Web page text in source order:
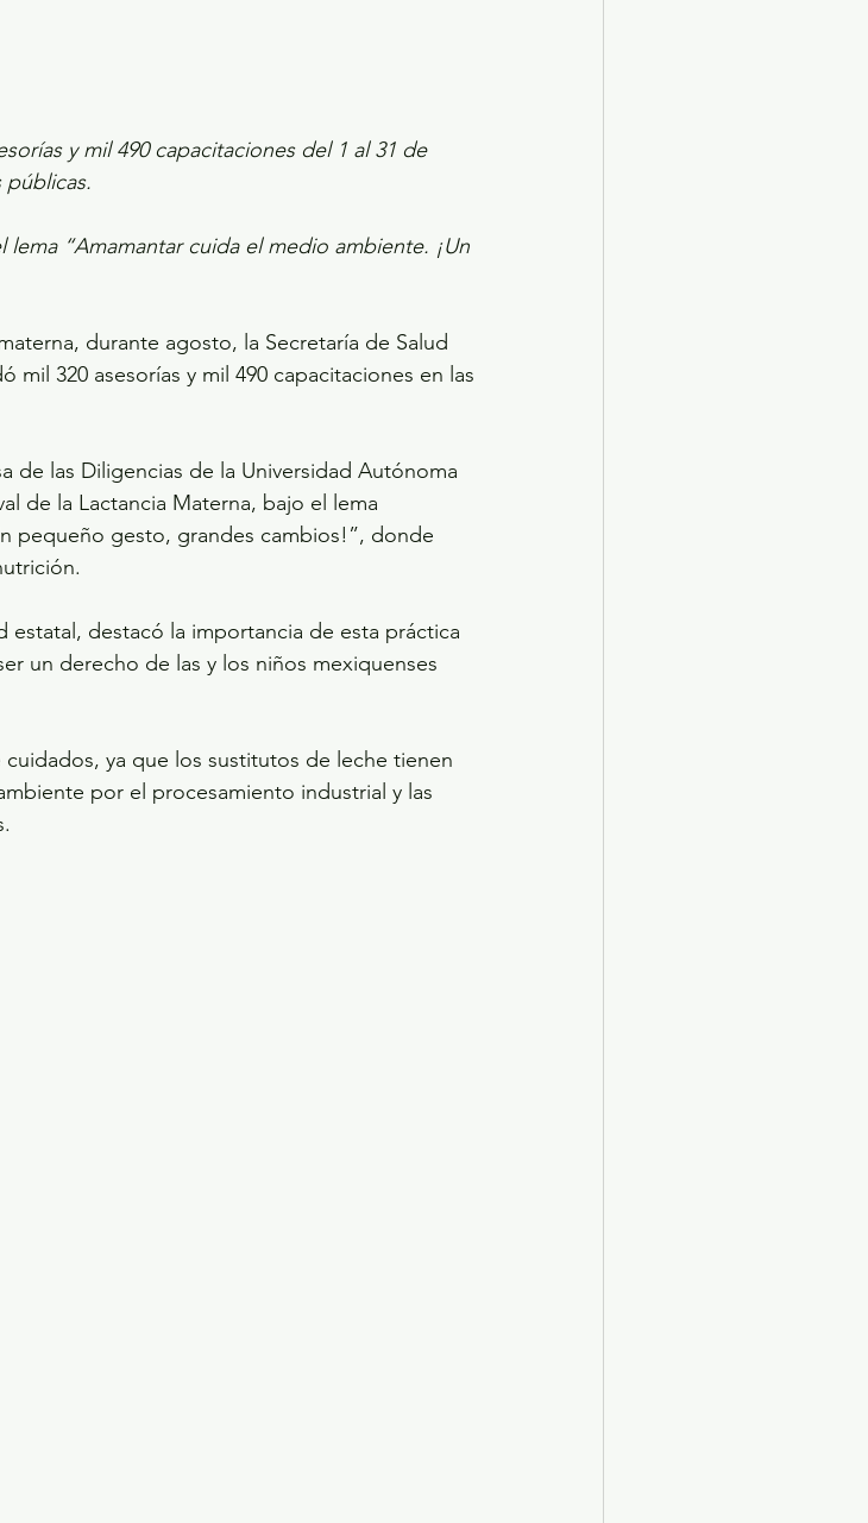
y mil 490 capacitaciones del 1 al 31 de
públicas.
lema “Amamantar cuida el medio ambiente. ¡Un
durante agosto, la Secretaría de Salud
320 asesorías y mil 490 capacitaciones en las
de las Diligencias de la Universidad Autónoma
de la Lactancia Materna, bajo el lema
pequeño gesto, grandes cambios!”, donde
estatal, destacó la importancia de esta práctica
un derecho de las y los niños mexiquenses
ya que los sustitutos de leche tienen
por el procesamiento industrial y las